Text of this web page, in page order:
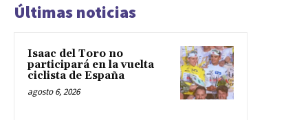
Últimas noticias
Isaac del Toro no
participará en la vuelta
ciclista de España
agosto 6, 2026